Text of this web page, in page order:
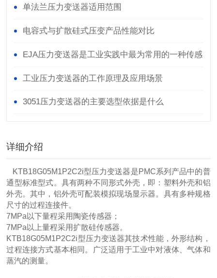
单法兰压力变送器适用范围
电容式与扩散硅式压变产品性能对比
EJA压力变送器是工业实践中最为常用的一种传感
器 工业压力变送器的工作原理及应用场景
3051压力变送器的主要选型依据是什么
详细介绍
KTB18G05M1P2C2i型压力变送器是PMC系列产品中的普
通型标准型式。具有两种不同形式外壳，即：塑料外壳和铝
外壳。其中，铝外壳可配装模拟现场显示器。具有多种规格
尺寸的过程连接件。
7MPa以下量程采用陶瓷传感器；
7MPa以上量程采用扩散硅传感器。
KTB18G05M1P2C2i型压力变送器其技术性能，外形结构，
过程连接方式基本相同。广泛适用于工业中对液体、气体和
蒸汽的测量。